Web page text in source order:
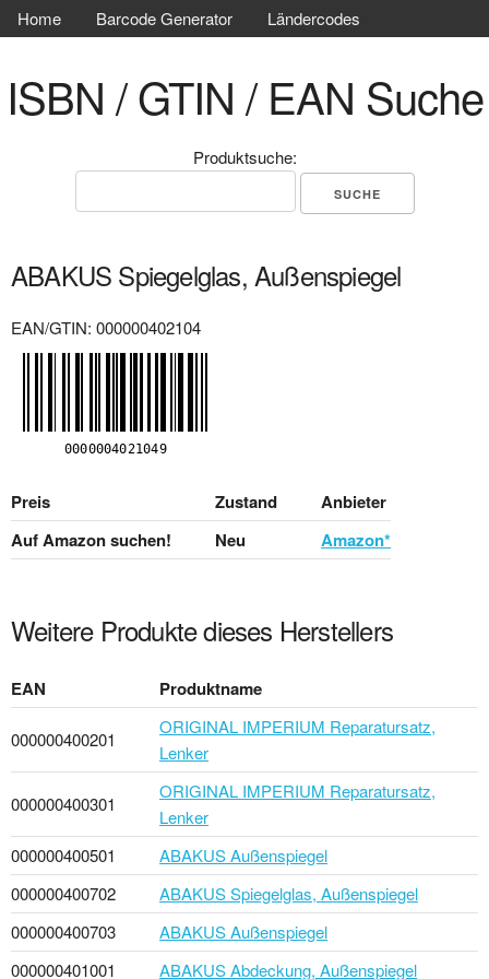
Home Barcode Generator Ländercodes
ISBN / GTIN / EAN Suche
Produktsuche:
ABAKUS Spiegelglas, Außenspiegel
EAN/GTIN: 000000402104
Preis Zustand
Anbieter
Auf Amazon suchen!
Neu Amazon*
Weitere Produkte dieses Herstellers
EAN Produktname
000000400201
ORIGINAL IMPERIUM Reparatursatz,
Lenker
000000400301
ORIGINAL IMPERIUM Reparatursatz,
Lenker
000000400501
ABAKUS Außenspiegel
000000400702
ABAKUS Spiegelglas, Außenspiegel
000000400703
ABAKUS Außenspiegel
000000401001
ABAKUS Abdeckung, Außenspiegel